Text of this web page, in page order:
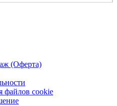
(Оферта)
файлов cookie